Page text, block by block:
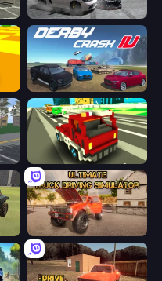
Gearshift One
Derby Crash 4
Obby: Car Crash Sandbox Blocky Traffic Racing
Ultimate Truck Driving Simulator 2020